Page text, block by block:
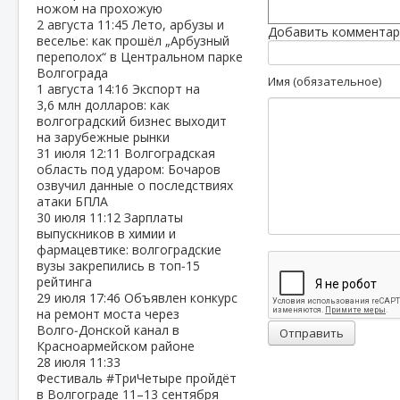
ножом на прохожую
2 августа 11:45Лето, арбузы и
веселье: как прошёл „Арбузный
переполох“ в Центральном парке
Волгограда
1 августа 14:16 Экспорт на
3,6 млн долларов: как
волгоградский бизнес выходит
на зарубежные рынки
31 июля 12:11 Волгоградская
область под ударом: Бочаров
озвучил данные о последствиях
атаки БПЛА
30 июля 11:12 Зарплаты
выпускников в химии и
фармацевтике: волгоградские
вузы закрепились в топ‑15
рейтинга
29 июля 17:46 Объявлен конкурс
на ремонт моста через
Волго‑Донской канал в
Красноармейском районе
28 июля 11:33
Фестиваль #ТриЧетыре пройдёт
в Волгограде 11–13 сентября
Добавить
Имя (обязательное)
Отправить